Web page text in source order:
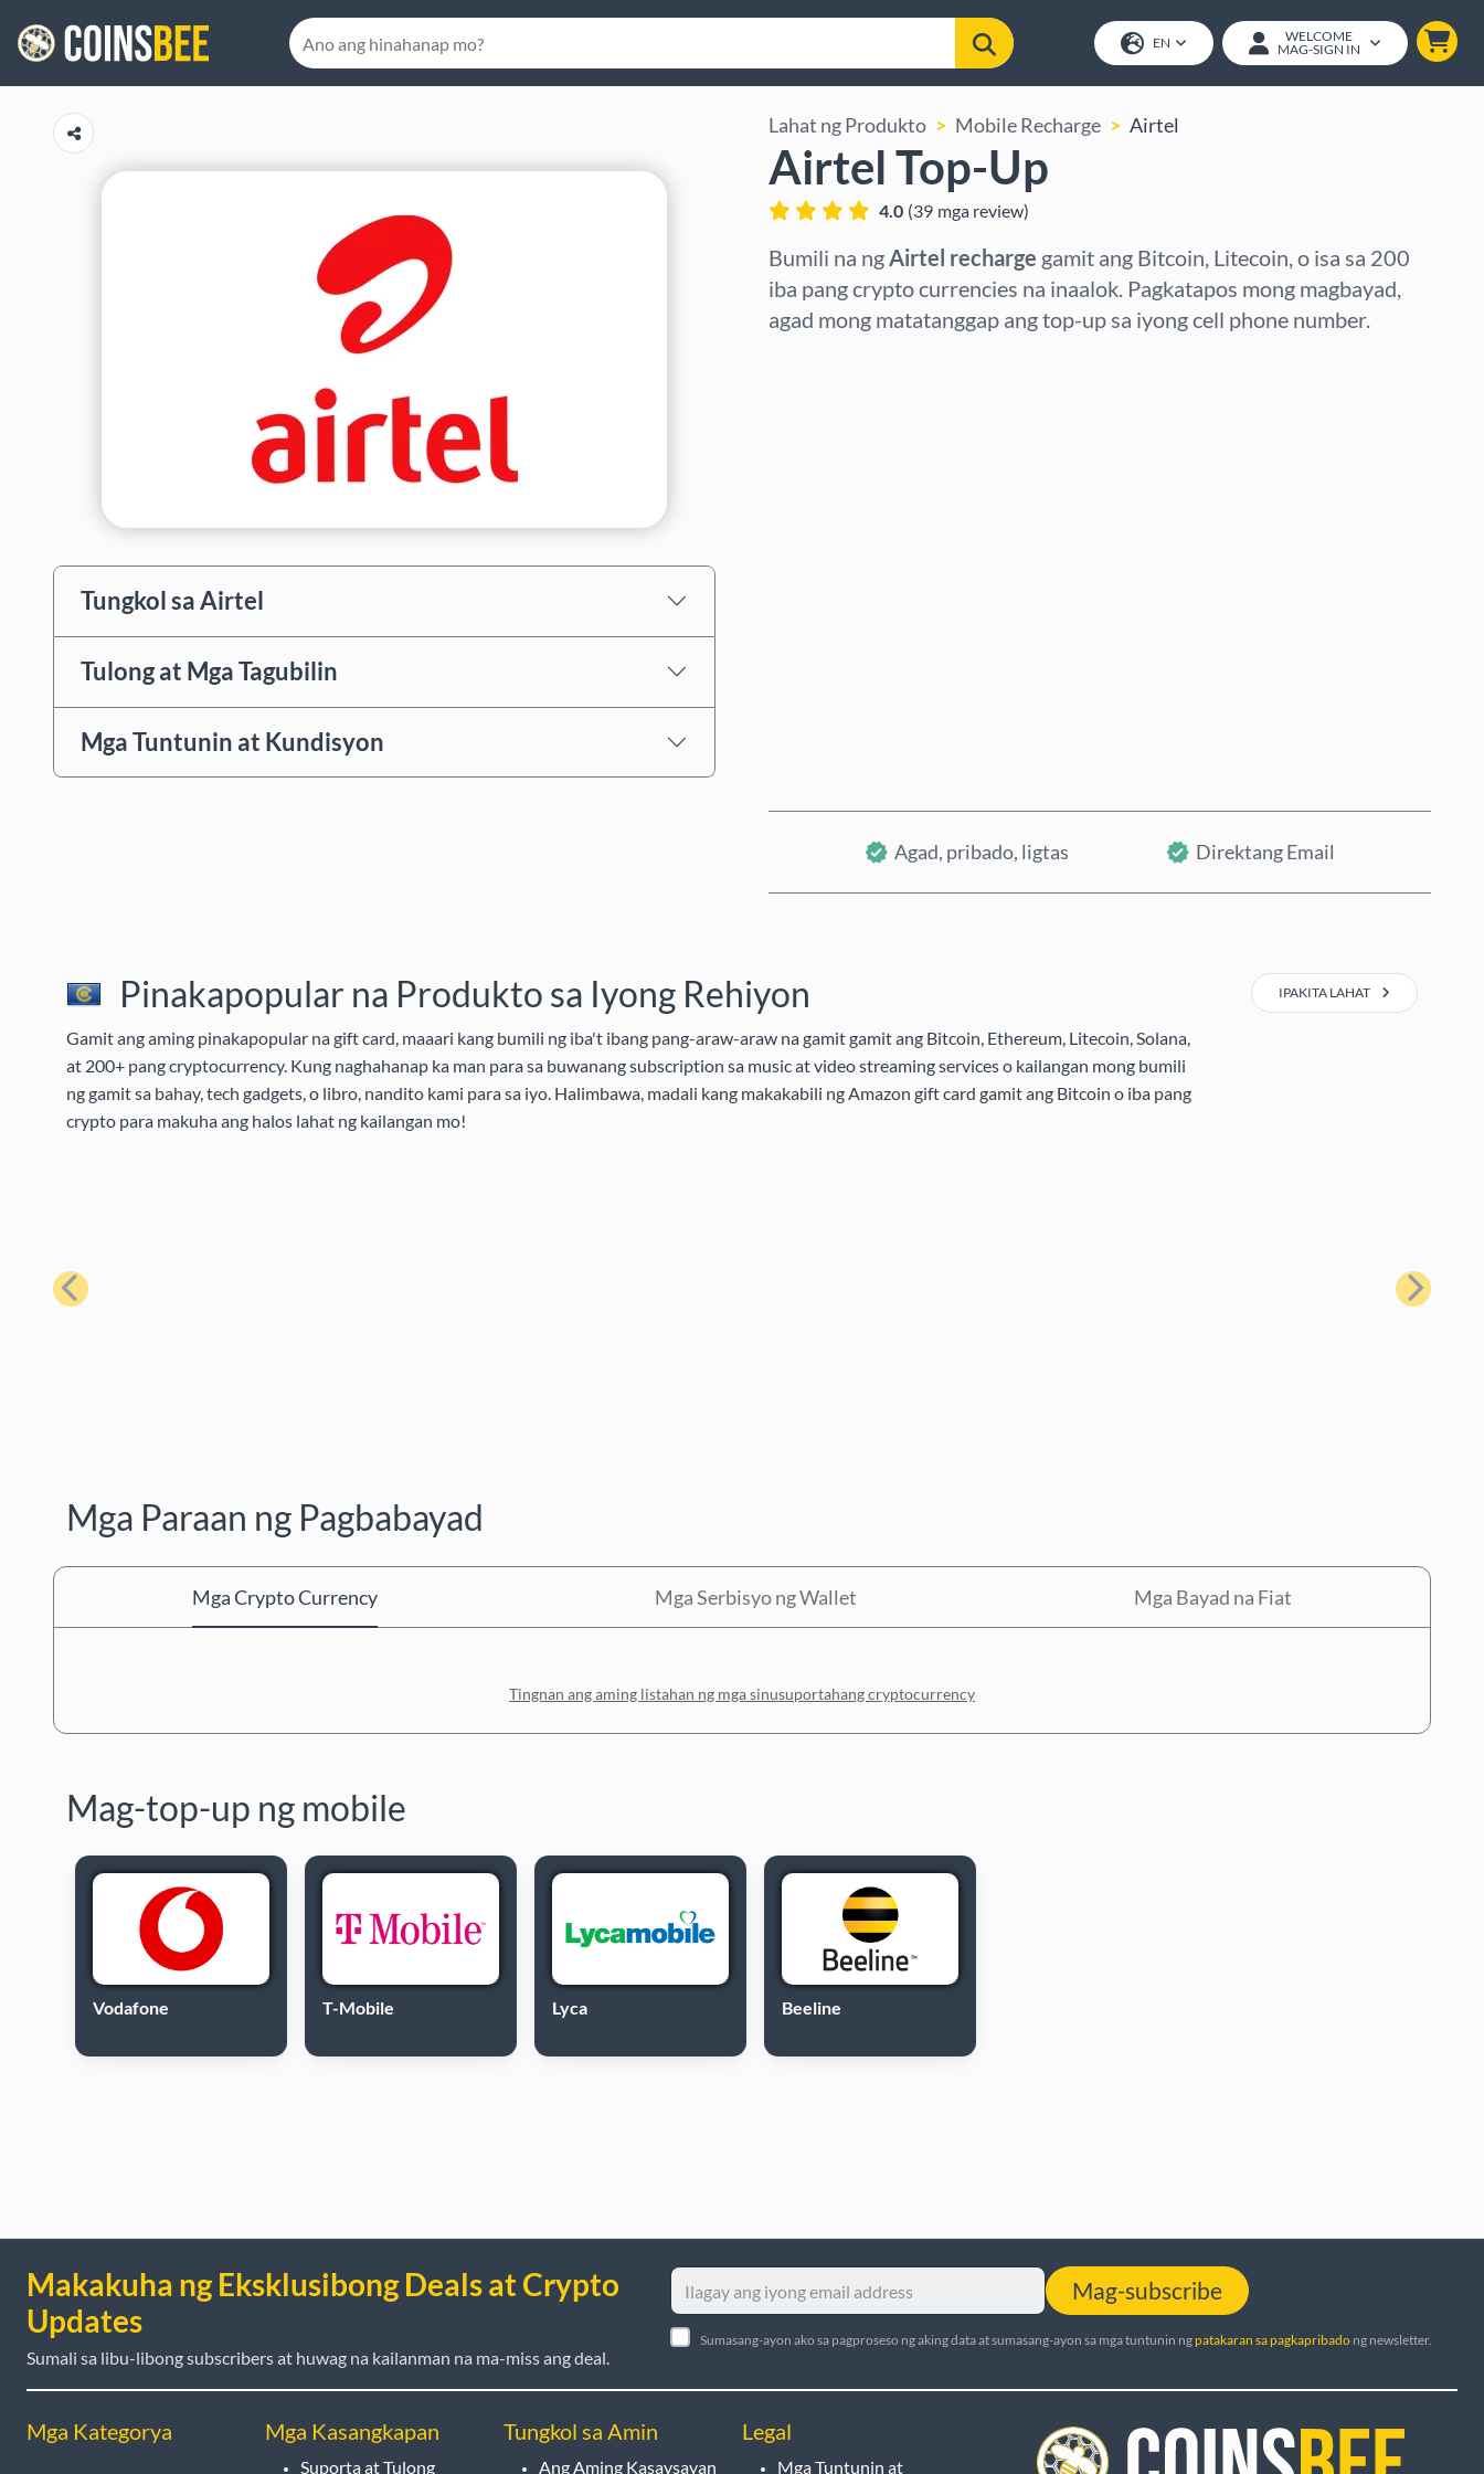
EN
WELCOME
MAG-SIGN IN
Tungkol sa Airtel
Tulong at Mga Tagubilin
Mga Tuntunin at Kundisyon
Lahat ng Produkto Mobile Recharge Airtel
Airtel Top-Up
4.0 (39 mga review)
Bumili na ngAirtel recharge gamit ang Bitcoin, Litecoin, o isa sa 200
iba pang crypto currencies na inaalok. Pagkatapos mong magbayad,
agad mong matatanggap ang top-up sa iyong cell phone number.
Agad, pribado, ligtas Direktang Email
Pinakapopular na Produkto sa Iyong Rehiyon
Gamit ang aming pinakapopular na gift card, maaari kang bumili ng iba't ibang pang-araw-araw na gamit gamit ang Bitcoin, Ethereum, Litecoin, Solana,
at 200+ pang cryptocurrency. Kung naghahanap ka man para sa buwanang subscription sa music at video streaming services o kailangan mong bumili
ng gamit sa bahay, tech gadgets, o libro, nandito kami para sa iyo. Halimbawa, madali kang makakabili ng Amazon gift card gamit ang Bitcoin o iba pang
crypto para makuha ang halos lahat ng kailangan mo!
IPAKITA LAHAT
Nakaraan Susunod
Mga Paraan ng Pagbabayad
Mga Crypto Currency Mga Serbisyo ng Wallet Mga Bayad na Fiat
Tingnan ang aming listahan ng mga sinusuportahang cryptocurrency
Mag-top-up ng mobile
Vodafone T-Mobile Lyca Beeline
Makakuha ng Eksklusibong Deals at Crypto
Updates
Sumali sa libu-libong subscribers at huwag na kailanman na ma-miss ang deal.
Mag-subscribe
Sumasang-ayon ako sa pagproseso ng aking data at sumasang-ayon sa mga tuntunin ngpatakaran sa pagkapribadong newsletter.
Mga Kategorya Mga Kasangkapan
Suporta at Tulong
Tungkol sa Amin
Ang Aming Kasaysayan
Legal
Mga Tuntunin at